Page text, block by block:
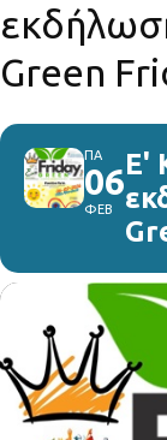
Green
ΠΑ
06
ΦΕΒ
Ε'